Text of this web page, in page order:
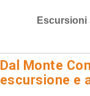
Escursioni
Dal Monte
escursione e